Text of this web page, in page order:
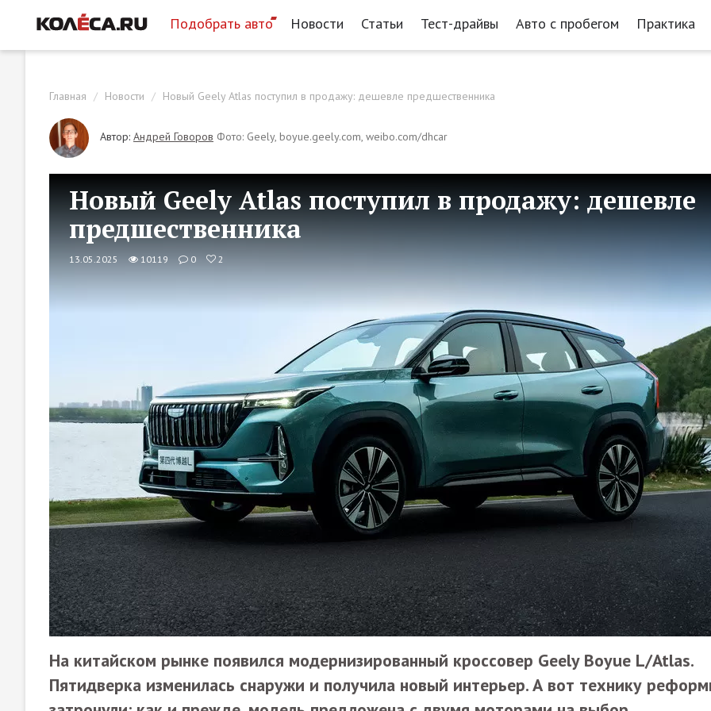
Подобрать авто Новости Статьи Тест-драйвы Авто с пробегом Практика
Главная Новости Новый Geely Atlas поступил в продажу: дешевле предшественника
Автор: Андрей Говоров Фото: Geely, boyue.geely.com, weibo.com/dhcar
Новый Geely Atlas поступил в продажу: дешевле
предшественника
13.05.2025 10119 0 2
На китайском рынке появился модернизированный кроссовер Geely Boyue L/Atlas.
Пятидверка изменилась снаружи и получила новый интерьер. А вот технику